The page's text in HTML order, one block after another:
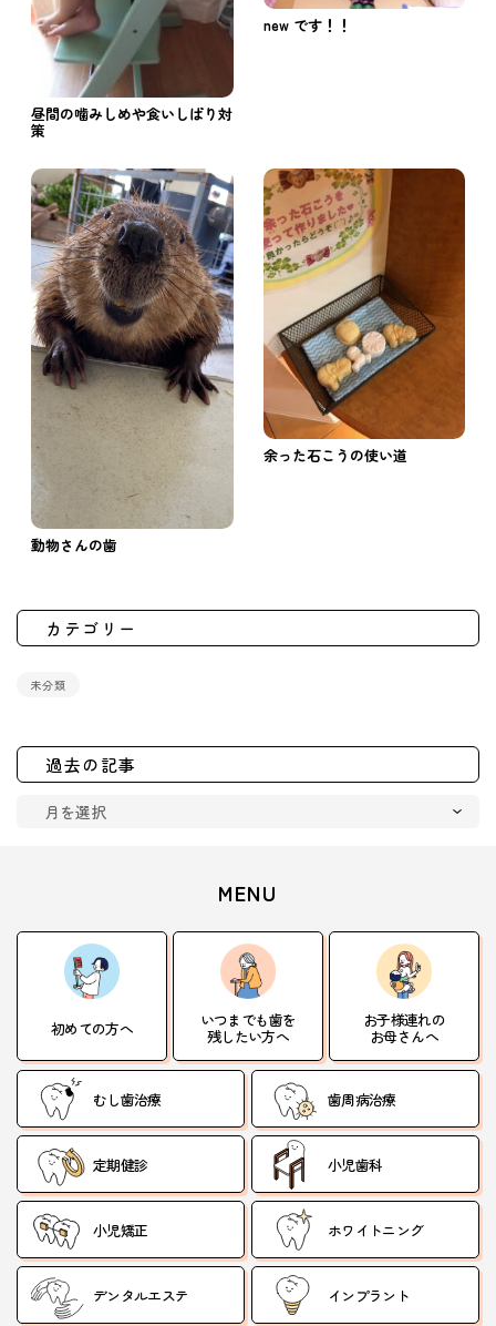
昼間の噛みしめや食いしばり対
策
new です！！
動物さんの歯
余った石こうの使い道
カテゴリー
未分類
過去の記事
MENU
初めての方へ いつまでも歯を
残したい方へ
お子様連れの
お母さんへ
むし歯治療 歯周病治療
定期健診 小児歯科
小児矯正 ホワイトニング
デンタルエステ インプラント